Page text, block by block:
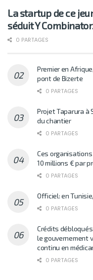
La startup de ce
séduit Y
0 PARTAGES
Premier en
pont de Bizerte
0 PARTAGES
Projet Taparura à
du chantier
0 PARTAGES
Ces
10 millions € par
0 PARTAGES
Officiel: en
0 PARTAGES
Crédits
le gouvernement
continu en
0 PARTAGES